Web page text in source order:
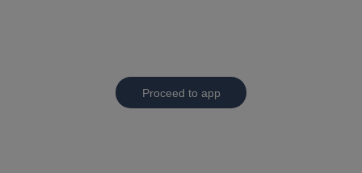
Proceed to app